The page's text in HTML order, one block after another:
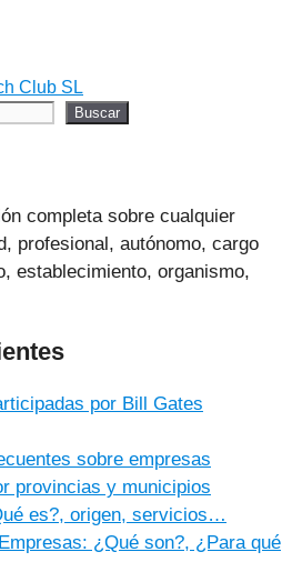
Club SL
Buscar
completa sobre cualquier
profesional, autónomo, cargo
establecimiento, organismo,
por Bill Gates
sobre empresas
provincias y municipios
es?, origen, servicios…
¿Qué son?, ¿Para qué